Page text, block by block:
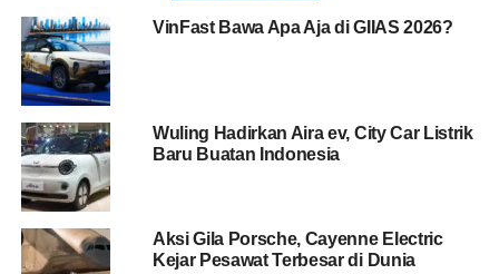
Mobil listrik mungil yang punya semangat ”Your Everyday
Vehicle” ini bakal lebih kece di jalan soalnya ada
perubahan di eksterior dan interiornya. Mulai dari luar,
sekarang ada warna Starry Black (penggemar hitam
bakal sorak sorai nih hehe).
Terus velg-nya pakai desain Aerodynamic 3-Spoke Wheel
VinFast Bawa Apa Aja di GIIAS 2026?
Wuling Hadirkan Aira ev, City Car Listrik
Baru Buatan Indonesia
Aksi Gila Porsche, Cayenne Electric
Kejar Pesawat Terbesar di Dunia